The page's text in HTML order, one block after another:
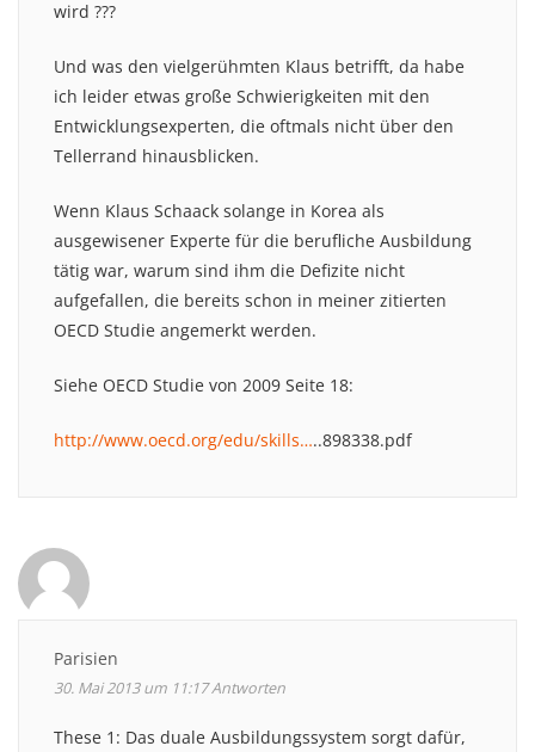
wird ???
Und was den vielgerühmten Klaus betrifft, da habe
ich leider etwas große Schwierigkeiten mit den
Entwicklungsexperten, die oftmals nicht über den
Tellerrand hinausblicken.
Wenn Klaus Schaack solange in Korea als
ausgewisener Experte für die berufliche Ausbildung
tätig war, warum sind ihm die Defizite nicht
aufgefallen, die bereits schon in meiner zitierten
OECD Studie angemerkt werden.
Siehe OECD Studie von 2009 Seite 18:
http://www.oecd.org/edu/skills…..898338.pdf
Parisien
30. Mai 2013 um 11:17Antworten
These 1: Das duale Ausbildungssystem sorgt dafür,